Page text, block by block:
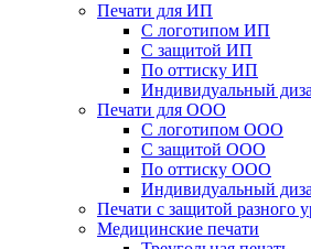
Печати для ИП
С логотипом ИП
С защитой ИП
По оттиску ИП
Индивидуальный
Печати для ООО
С логотипом ООО
С защитой ООО
По оттиску ООО
Индивидуальный
Печати с защитой разного
Медицинские печати